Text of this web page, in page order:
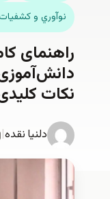
نوآوري و
راهنمای
نکات
دلنیا نقدە|